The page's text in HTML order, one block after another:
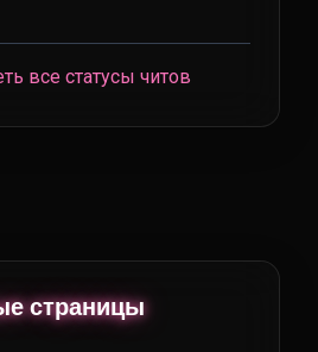
все статусы читов
страницы